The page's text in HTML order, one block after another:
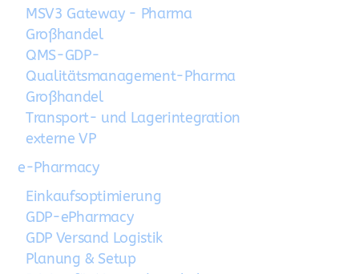
MSV3 Gateway - Pharma
Großhandel
QMS-GDP-
Qualitätsmanagement-Pharma
Großhandel
Transport- und Lagerintegration
externe VP
e-Pharmacy
Einkaufsoptimierung
GDP-ePharmacy
GDP Versand Logistik
Planung & Setup